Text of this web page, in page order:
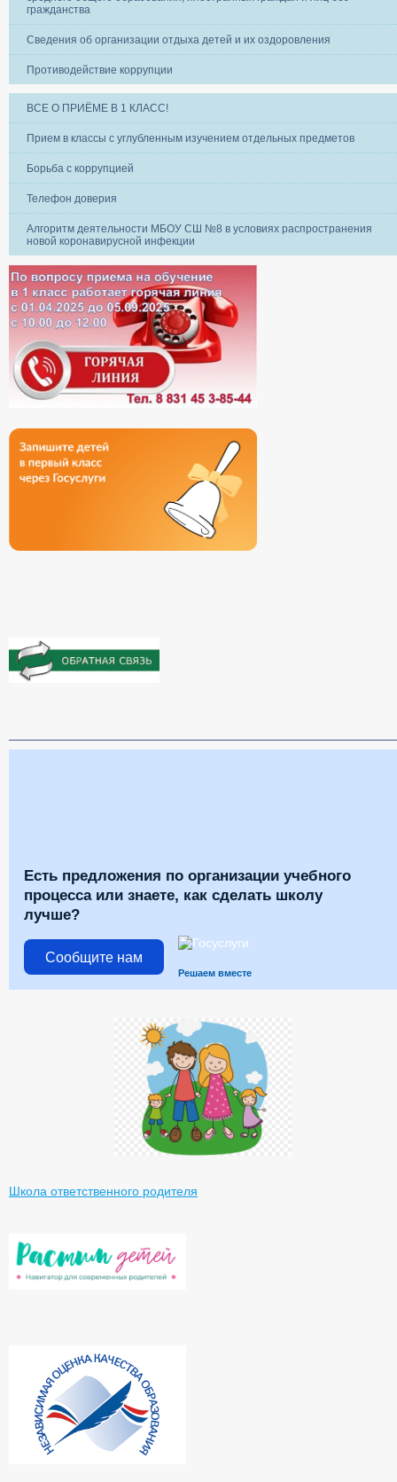
гражданства
Сведения об организации отдыха детей и их оздоровления
Противодействие коррупции
ВСЕ О ПРИЁМЕ В 1 КЛАСС!
Прием в классы с углубленным изучением отдельных предметов
Борьба с коррупцией
Телефон доверия
Алгоритм деятельности МБОУ СШ №8 в условиях распространения
новой коронавирусной инфекции
Есть предложения по организации учебного
процесса или знаете, как сделать школу
лучше?
Сообщите нам
Решаем вместе
Школа ответственного родителя